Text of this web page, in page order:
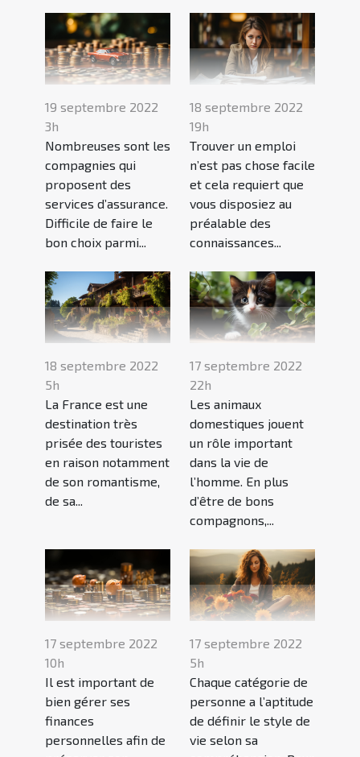
19 septembre 2022
3h
Nombreuses sont les
compagnies qui
proposent des
services d’assurance.
Difficile de faire le
bon choix parmi...
18 septembre 2022
19h
Trouver un emploi
n’est pas chose facile
et cela requiert que
vous disposiez au
préalable des
connaissances...
18 septembre 2022
5h
La France est une
destination très
prisée des touristes
en raison notamment
de son romantisme,
de sa...
17 septembre 2022
22h
Les animaux
domestiques jouent
un rôle important
dans la vie de
l’homme. En plus
d’être de bons
compagnons,...
17 septembre 2022
10h
Il est important de
bien gérer ses
finances
personnelles afin de
17 septembre 2022
5h
Chaque catégorie de
personne a l’aptitude
de définir le style de
vie selon sa